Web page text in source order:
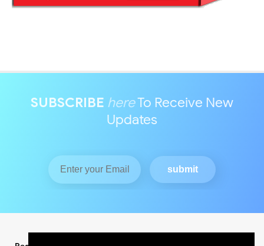
SUBSCRIBE hereTo Receive New
Updates